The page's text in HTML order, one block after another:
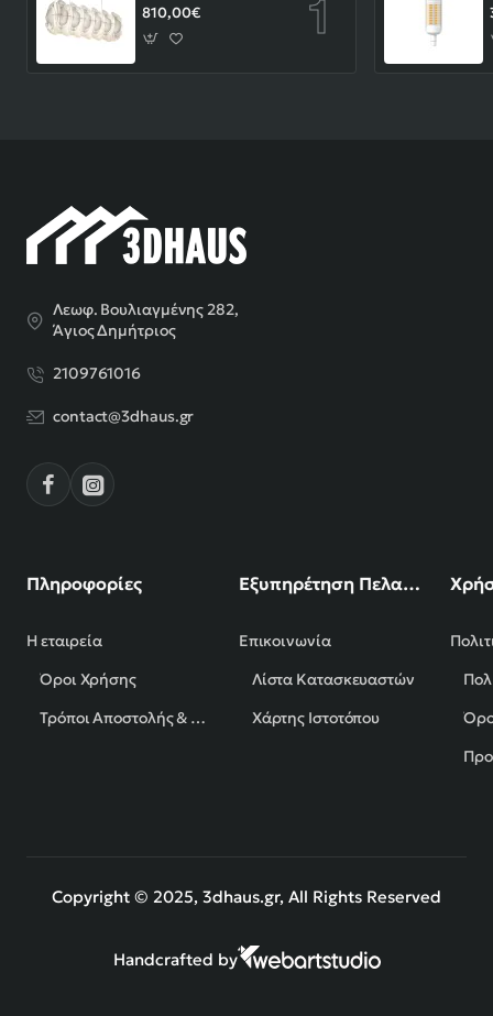
810,00€
Λεωφ. Βουλιαγμένης 282,
Άγιος Δημήτριος
2109761016
contact@3dhaus.gr
Πληροφορίες
Η εταιρεία
Όροι Χρήσης
Τρόποι Αποστολής & Πληρωμής
Εξυπηρέτηση Πελατών
Επικοινωνία
Λίστα Κατασκευαστών
Χάρτης Ιστοτόπου
Copyright © 2025, 3dhaus.gr, All Rights Reserved
Handcrafted by